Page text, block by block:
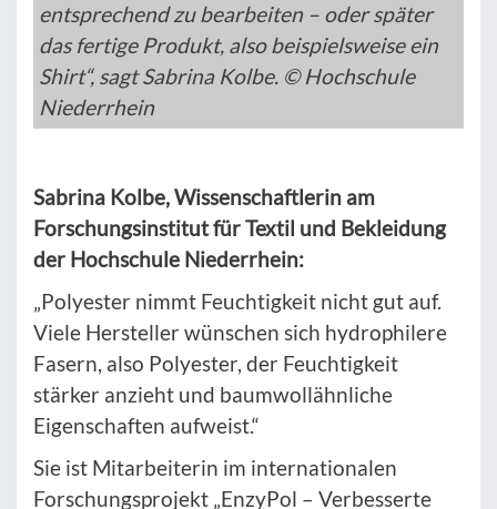
entsprechend zu bearbeiten – oder später
das fertige Produkt, also beispielsweise ein
Shirt“, sagt Sabrina Kolbe. © Hochschule
Niederrhein
Sabrina Kolbe, Wissenschaftlerin am
Forschungsinstitut für Textil und Bekleidung
der Hochschule Niederrhein:
„Polyester nimmt Feuchtigkeit nicht gut auf.
Viele Hersteller wünschen sich hydrophilere
Fasern, also Polyester, der Feuchtigkeit
stärker anzieht und baumwollähnliche
Eigenschaften aufweist.“
Sie ist Mitarbeiterin im internationalen
Forschungsprojekt „EnzyPol – Verbesserte